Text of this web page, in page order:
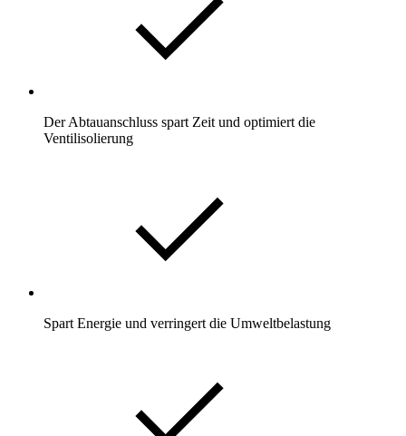
Der Abtauanschluss spart Zeit und optimiert die
Ventilisolierung
Spart Energie und verringert die Umweltbelastung